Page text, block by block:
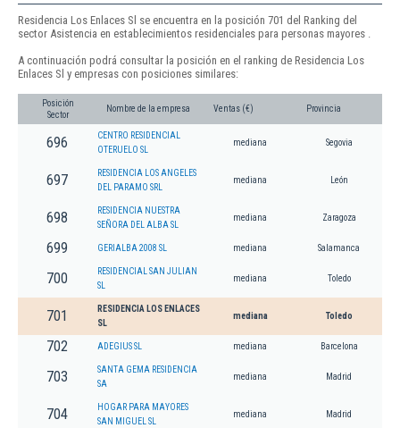
Residencia Los Enlaces Sl se encuentra en la posición 701 del Ranking del
sector Asistencia en establecimientos residenciales para personas mayores .
A continuación podrá consultar la posición en el ranking de Residencia Los
Enlaces Sl y empresas con posiciones similares:
Posición
Sector
Nombre de la empresa Ventas (€) Provincia
696
CENTRO RESIDENCIAL
OTERUELO SL
mediana Segovia
697
RESIDENCIA LOS ANGELES
DEL PARAMO SRL
mediana León
698
RESIDENCIA NUESTRA
SEÑORA DEL ALBA SL
mediana Zaragoza
699 GERIALBA 2008 SL mediana Salamanca
700
RESIDENCIAL SAN JULIAN
SL
mediana Toledo
701
RESIDENCIA LOS ENLACES
SL
mediana Toledo
702 ADEGIUS SL mediana Barcelona
703
SANTA GEMA RESIDENCIA
SA
mediana Madrid
704
HOGAR PARA MAYORES
SAN MIGUEL SL
mediana Madrid